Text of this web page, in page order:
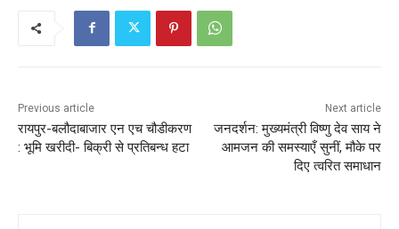
Previous article
रायपुर-बलौदाबाजार एन एच चौडीकरण
: भूमि खरीदी- बिक्री से प्रतिबन्ध हटा
Next article
जनदर्शन: मुख्यमंत्री विष्णु देव साय ने
आमजन की समस्याएँ सुनीं, मौके पर
दिए त्वरित समाधान